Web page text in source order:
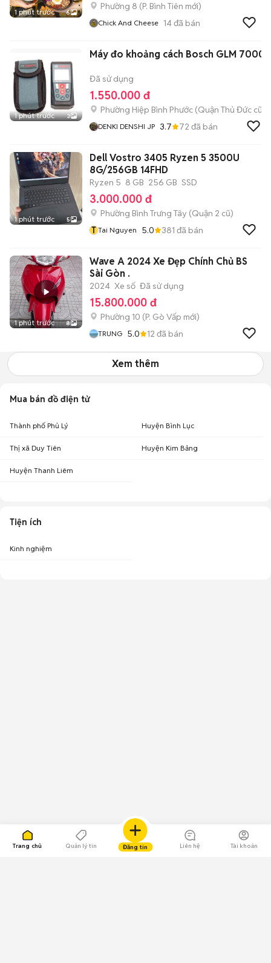
Trang chủ Quản lý tin Đăng tin Liên hệ Tài khoản
1 phút trước 6
Phường 8 (P. Bình Tiên mới)
Chick And Cheese 14đã bán
1 phút trước 3
Máy đo khoảng cách Bosch GLM 7000
Đã sử dụng
1.550.000 đ
Phường Hiệp Bình Phước (Quận Thủ Đức cũ)
DENKI DENSHI JP 3.7 72 đã bán
1 phút trước 5
Dell Vostro 3405 Ryzen 5 3500U
8G/256GB 14FHD
Ryzen 5 8 GB 256 GB SSD
3.000.000 đ
Phường Bình Trưng Tây (Quận 2 cũ)
T Tai Nguyen 5.0 381 đã bán
1 phút trước 8
Wave A 2024 Xe Đẹp Chính Chủ BS
Sài Gòn .
2024 Xe số Đã sử dụng
15.800.000 đ
Phường 10 (P. Gò Vấp mới)
TRUNG 5.0 12 đã bán
Xem thêm
Mua bán đồ điện tử
Thành phố Phủ Lý Huyện Bình Lục
Thị xã Duy Tiên Huyện Kim Bảng
Huyện Thanh Liêm
Tiện ích
Kinh nghiệm